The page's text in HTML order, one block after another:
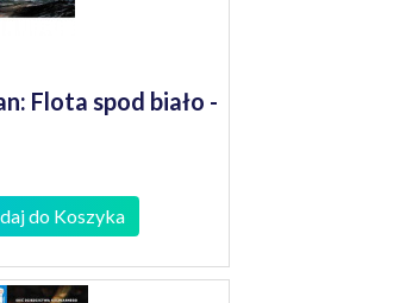
Flota spod biało -
do Koszyka